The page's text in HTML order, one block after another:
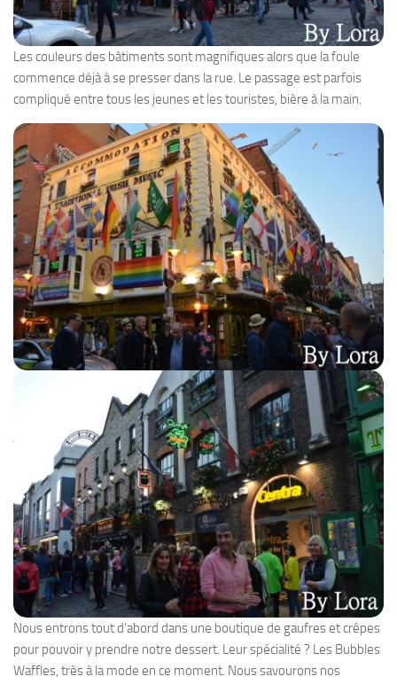
Les couleurs des bâtiments sont magnifiques alors que la foule
commence déjà à se presser dans la rue. Le passage est parfois
compliqué entre tous les jeunes et les touristes, bière à la main.
Nous entrons tout d’abord dans une boutique de gaufres et crêpes
pour pouvoir y prendre notre dessert. Leur spécialité ? Les Bubbles
Waffles, très à la mode en ce moment. Nous savourons nos